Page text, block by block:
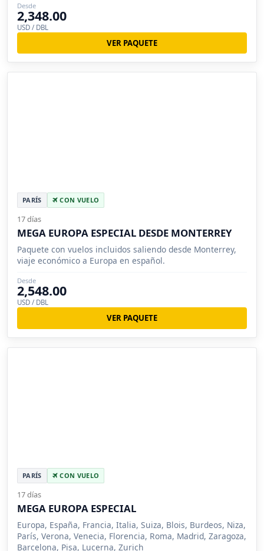
Desde
2,348.00
USD / DBL
VER PAQUETE
PARÍS CON VUELO
17 días
MEGA EUROPA ESPECIAL DESDE MONTERREY
Paquete con vuelos incluidos saliendo desde Monterrey,
viaje económico a Europa en español.
Desde
2,548.00
USD / DBL
VER PAQUETE
PARÍS CON VUELO
17 días
MEGA EUROPA ESPECIAL
Europa, España, Francia, Italia, Suiza, Blois, Burdeos, Niza,
París, Verona, Venecia, Florencia, Roma, Madrid, Zaragoza,
Barcelona, Pisa, Lucerna, Zurich